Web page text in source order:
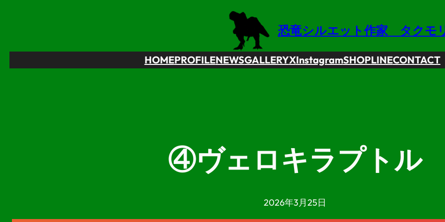
ス
キ
恐竜シルエット作家 タクモ
HOMEPROFILENEWSGALLERYXInstagramSHOPLINECONTACT
④ヴェロキラプトル
2026年3月25日